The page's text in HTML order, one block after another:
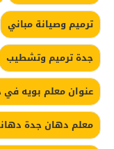
ترميم وصيانة مباني
جدة ترميم وتشطيب
عنوان معلم بويه في
معلم دهان جدة